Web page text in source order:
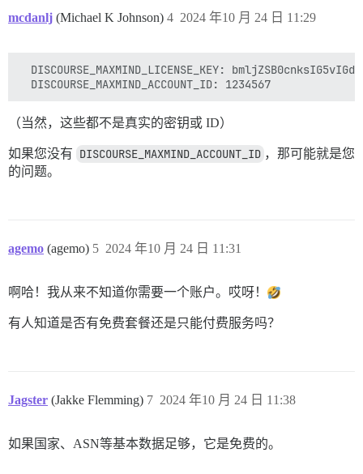
mcdanlj (Michael K Johnson) 2024 年10 月 24 日 11:29
4
DISCOURSE_MAXMIND_LICENSE_KEY:
（当然，这些都不是真实的密钥或 ID）
如果您没有 DISCOURSE_MAXMIND_ACCOUNT_ID ，那可能就是您
的问题。
agemo (agemo) 2024 年10 月 24 日 11:31
5
啊哈！我从来不知道你需要一个账户。哎呀！
有人知道是否有免费套餐还是只能付费服务吗？
Jagster (Jakke Flemming) 2024 年10 月 24 日 11:38
7
如果国家、ASN等基本数据足够，它是免费的。